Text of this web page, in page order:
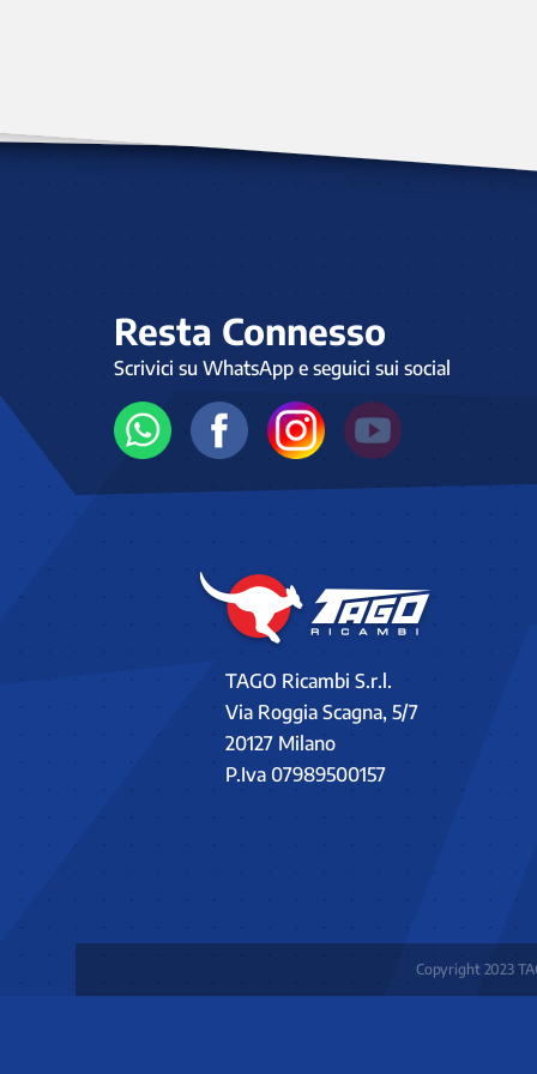
Resta Connesso
Scrivici su WhatsApp e seguici sui social
TAGO Ricambi S.r.l.
Via Roggia Scagna, 5/7
20127 Milano
P.Iva 07989500157
Copyright 2023